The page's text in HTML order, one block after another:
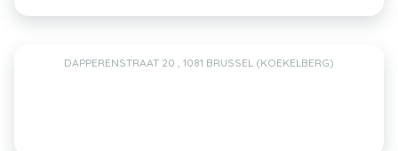
DAPPERENSTRAAT 20 , 1081 BRUSSEL (KOEKELBERG)